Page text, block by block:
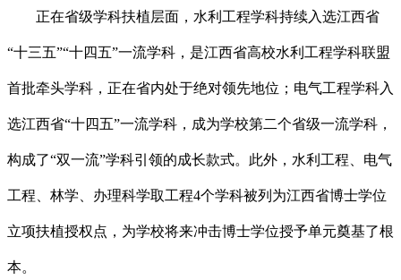
正在省级学科扶植层面，水利工程学科持续入选江西省
“十三五”“十四五”一流学科，是江西省高校水利工程学科联盟
首批牵头学科，正在省内处于绝对领先地位；电气工程学科入
选江西省“十四五”一流学科，成为学校第二个省级一流学科，
构成了“双一流”学科引领的成长款式。此外，水利工程、电气
工程、林学、办理科学取工程4个学科被列为江西省博士学位
立项扶植授权点，为学校将来冲击博士学位授予单元奠基了根
本。